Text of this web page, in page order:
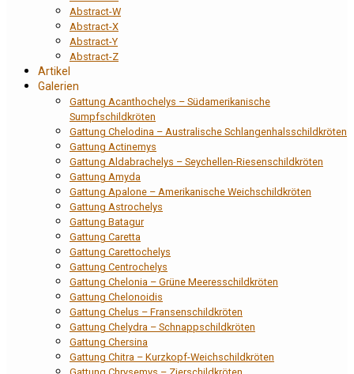
Abstract-W
Abstract-X
Abstract-Y
Abstract-Z
Artikel
Galerien
Gattung Acanthochelys – Südamerikanische
Sumpfschildkröten
Gattung Chelodina – Australische Schlangenhalsschildkröten
Gattung Actinemys
Gattung Aldabrachelys – Seychellen-Riesenschildkröten
Gattung Amyda
Gattung Apalone – Amerikanische Weichschildkröten
Gattung Astrochelys
Gattung Batagur
Gattung Caretta
Gattung Carettochelys
Gattung Centrochelys
Gattung Chelonia – Grüne Meeresschildkröten
Gattung Chelonoidis
Gattung Chelus – Fransenschildkröten
Gattung Chelydra – Schnappschildkröten
Gattung Chersina
Gattung Chitra – Kurzkopf-Weichschildkröten